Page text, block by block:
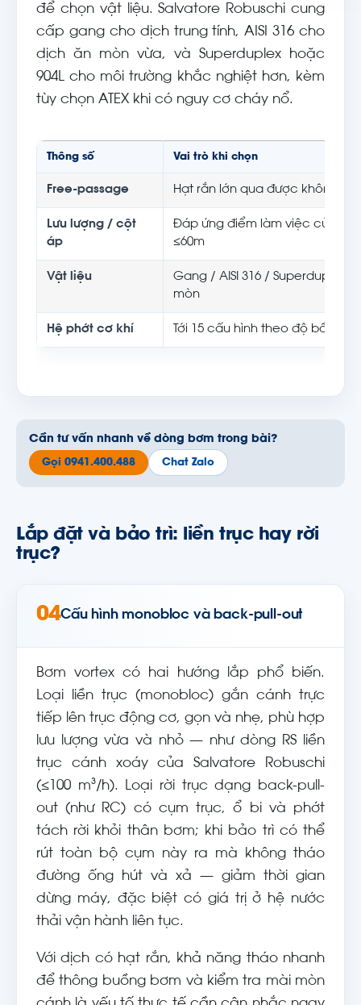
để chọn vật liệu. Salvatore Robuschi cung
cấp gang cho dịch trung tính, AISI 316 cho
dịch ăn mòn vừa, và Superduplex hoặc
904L cho môi trường khắc nghiệt hơn, kèm
tùy chọn ATEX khi có nguy cơ cháy nổ.
Thông số Vai trò khi chọn
Free-passage Hạt rắn lớn qua được không
Lưu lượng / cột
áp
Đáp ứng điểm làm việc của hệ;
≤60m
Vật liệu
Gang / AISI 316 / Superduplex /
mòn
Hệ phớt cơ khí Tới 15 cấu hình theo độ bẩn và
Cần tư vấn nhanh về dòng bơm trong bài?
Gọi 0941.400.488 Chat Zalo
Lắp đặt và bảo trì: liền trục hay rời
trục?
04Cấu hình monobloc và back-pull-out
Bơm vortex có hai hướng lắp phổ biến.
Loại liền trục (monobloc) gắn cánh trực
tiếp lên trục động cơ, gọn và nhẹ, phù hợp
lưu lượng vừa và nhỏ — như dòng RS liền
trục cánh xoáy của Salvatore Robuschi
(≤100 m³/h). Loại rời trục dạng back-pull-
out (như RC) có cụm trục, ổ bi và phớt
tách rời khỏi thân bơm; khi bảo trì có thể
rút toàn bộ cụm này ra mà không tháo
đường ống hút và xả — giảm thời gian
dừng máy, đặc biệt có giá trị ở hệ nước
thải vận hành liên tục.
Với dịch có hạt rắn, khả năng tháo nhanh
để thông buồng bơm và kiểm tra mài mòn